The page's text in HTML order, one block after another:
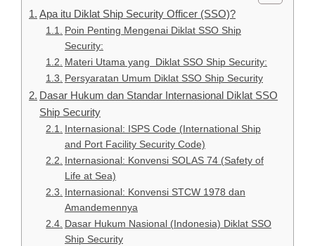
Apa itu Diklat Ship Security Officer (SSO)?
Poin Penting Mengenai Diklat SSO Ship
Security:
Materi Utama yang Diklat SSO Ship Security:
Persyaratan Umum Diklat SSO Ship Security
Dasar Hukum dan Standar Internasional Diklat SSO
Ship Security
Internasional: ISPS Code (International Ship
and Port Facility Security Code)
Internasional: Konvensi SOLAS 74 (Safety of
Life at Sea)
Internasional: Konvensi STCW 1978 dan
Amandemennya
Dasar Hukum Nasional (Indonesia) Diklat SSO
Ship Security